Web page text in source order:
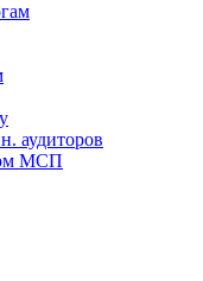
аудиторов
МСП